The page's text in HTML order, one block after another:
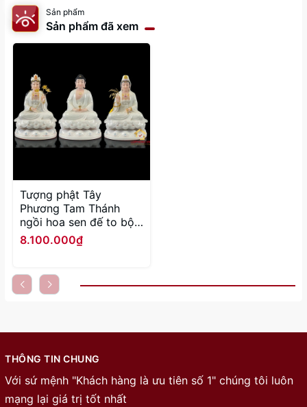
Sản phẩm
Sản phẩm đã xem
Tượng phật Tây
Phương Tam Thánh
ngồi hoa sen đế to bột
đá trắng cao 30 - 65
8.100.000₫
THÔNG TIN CHUNG
Với sứ mệnh "Khách hàng là ưu tiên số 1" chúng tôi luôn
mạng lại giá trị tốt nhất